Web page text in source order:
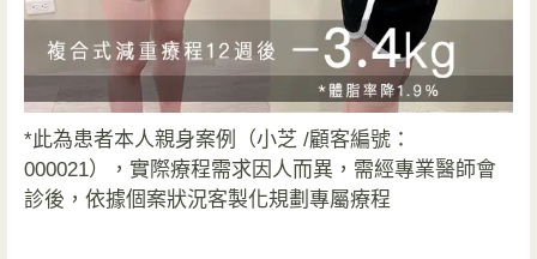
*此為患者本人親身案例（小芝 /顧客編號：
000021），實際療程需求因人而異，需經專業醫師會
診後，依據個案狀況客製化規劃專屬療程